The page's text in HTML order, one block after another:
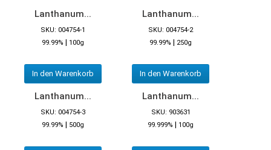
Lanthanum...
SKU: 004754-1
99.99% | 100g
In den Warenkorb
Lanthanum...
SKU: 004754-2
99.99% | 250g
In den Warenkorb
Lanthanum...
SKU: 004754-3
99.99% | 500g
Lanthanum...
SKU: 903631
99.999% | 100g